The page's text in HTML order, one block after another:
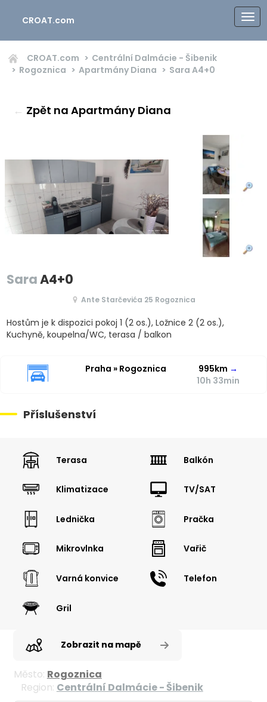
CROAT.com
CROAT.com
Centrální Dalmácie - Šibenik
Rogoznica
Apartmány Diana Sara A4+0
← Zpět na Apartmány Diana
SaraA4+0
Ante Starčevića 25 Rogoznica
Hostům je k dispozici pokoj 1 (2 os.), Ložnice 2 (2 os.),
Kuchyně, koupelna/WC, terasa / balkon
Praha » Rogoznica 995km →
10h 33min
Příslušenství
Terasa Balkón
Klimatizace TV/SAT
Lednička Pračka
Mikrovlnka Vařič
Varná konvice Telefon
Gril
Zobrazit na mapě
Město: Rogoznica
Region: Centrální Dalmácie - Šibenik